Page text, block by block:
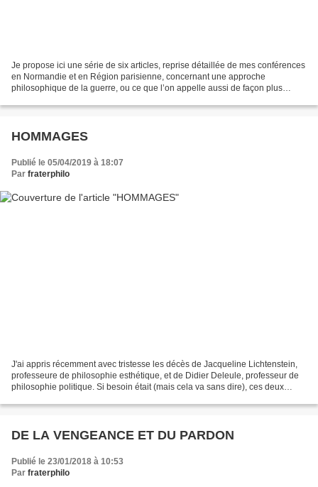
Je propose ici une série de six articles, reprise détaillée de mes conférences
en Normandie et en Région parisienne, concernant une approche
philosophique de la guerre, ou ce que l’on appelle aussi de façon plus
HOMMAGES
Publié le 05/04/2019 à 18:07
Par fraterphilo
J'ai appris récemment avec tristesse les décès de Jacqueline Lichtenstein,
professeure de philosophie esthétique, et de Didier Deleule, professeur de
philosophie politique. Si besoin était (mais cela va sans dire), ces deux
DE LA VENGEANCE ET DU PARDON
Publié le 23/01/2018 à 10:53
Par fraterphilo